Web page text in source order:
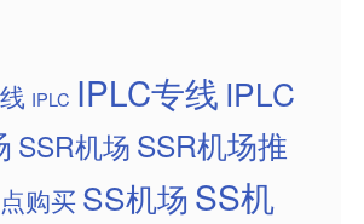
IPLC IPLC专线 IPLC
SSR机场 SSR机场推
购买 SS机场 SS机